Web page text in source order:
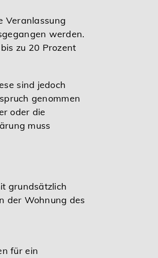
Veranlassung
werden.
zu 20 Prozent
sind jedoch
genommen
oder die
muss
grundsätzlich
der Wohnung des
für ein